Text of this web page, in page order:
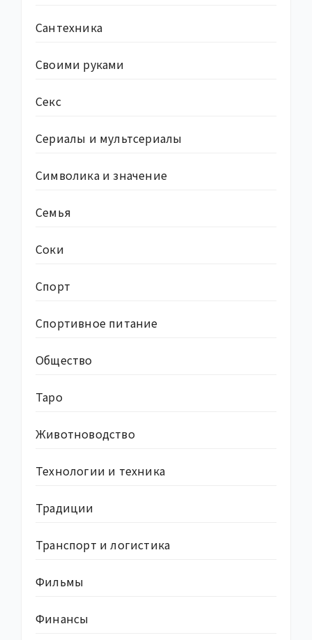
Сантехника
Своими руками
Секс
Сериалы и мультсериалы
Символика и значение
Семья
Соки
Спорт
Спортивное питание
Общество
Таро
Животноводство
Технологии и техника
Традиции
Транспорт и логистика
Фильмы
Финансы